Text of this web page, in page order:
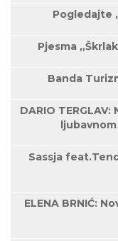
Pogledajte
Pjesma
Banda
DARIO
Sassja
ELENA BRNIĆ: